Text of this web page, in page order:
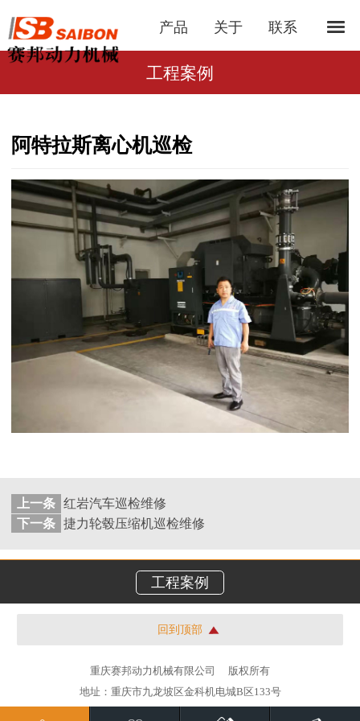
产品 关于 联系
工程案例
阿特拉斯离心机巡检
上一条 红岩汽车巡检维修
下一条 捷力轮毂压缩机巡检维修
工程案例
回到顶部
重庆赛邦动力机械有限公司
版权所有
地址：重庆市九龙坡区金科机电城B区133号